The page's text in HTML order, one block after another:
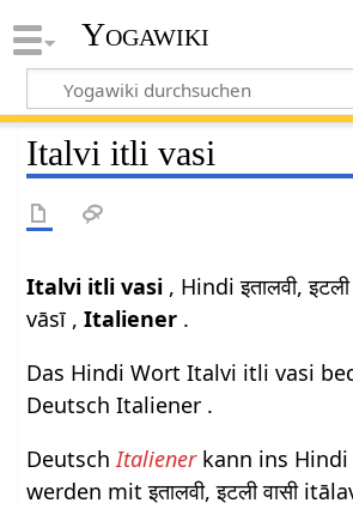
Yogawiki
Italvi itli vasi
Italvi itli vasi , Hindi इतालवी,
vāsī ,Italiener .
Das Hindi Wort Italvi itli vasi
Deutsch Italiener .
DeutschItalienerkann ins Hindi
werden mit इतालवी, इटली वासी